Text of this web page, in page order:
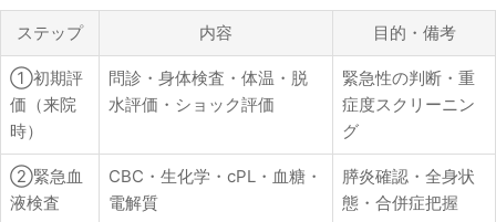
ステップ 内容 目的・備考
①初期評
価（来院
時）
問診・身体検査・体温・脱
水評価・ショック評価
緊急性の判断・重
症度スクリーニン
グ
②緊急血
液検査
CBC・生化学・cPL・血糖・
電解質
膵炎確認・全身状
態・合併症把握